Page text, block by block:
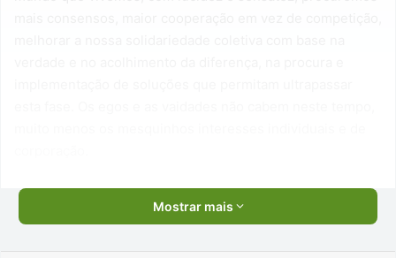
Mostrar mais